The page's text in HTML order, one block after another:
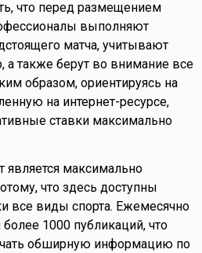
что перед размещением
выполняют
матча, учитывают
а также берут во внимание все
образом, ориентируясь на
на интернет-ресурсе,
ставки максимально
является максимально
что здесь доступны
все виды спорта. Ежемесячно
1000 публикаций, что
обширную информацию по